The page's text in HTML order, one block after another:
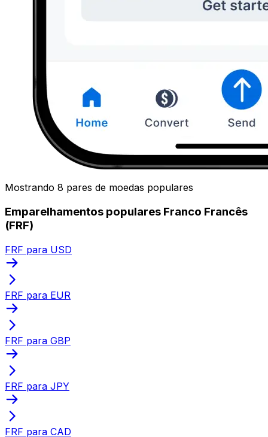
Mostrando 8 pares de moedas populares
Emparelhamentos populares Franco Francês
(FRF)
FRF para USD
FRF para EUR
FRF para GBP
FRF para JPY
FRF para CAD